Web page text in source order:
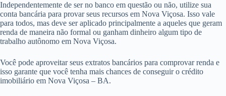
Independentemente de ser no banco em questão ou não, utilize sua
conta bancária para provar seus recursos em Nova Viçosa. Isso vale
para todos, mas deve ser aplicado principalmente a aqueles que geram
renda de maneira não formal ou ganham dinheiro algum tipo de
trabalho autônomo em Nova Viçosa.
Você pode aproveitar seus extratos bancários para comprovar renda e
isso garante que você tenha mais chances de conseguir o crédito
imobiliário em Nova Viçosa – BA.